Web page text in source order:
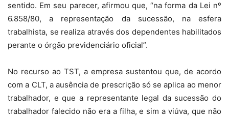
sentido. Em seu parecer, afirmou que, “na forma da Lei nº
6.858/80, a representação da sucessão, na esfera
trabalhista, se realiza através dos dependentes habilitados
perante o órgão previdenciário oficial”.
No recurso ao TST, a empresa sustentou que, de acordo
com a CLT, a ausência de prescrição só se aplica ao menor
trabalhador, e que a representante legal da sucessão do
trabalhador falecido não era a filha, e sim a viúva, que não